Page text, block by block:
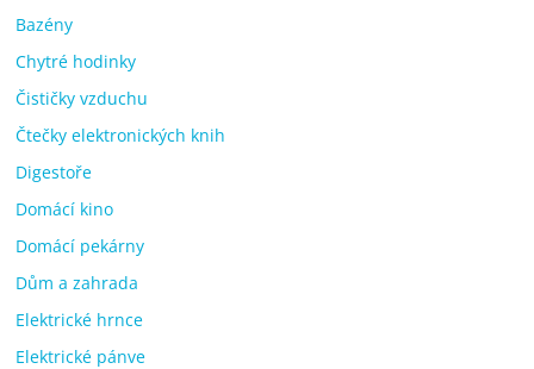
Bazény
Chytré hodinky
Čističky vzduchu
Čtečky elektronických knih
Digestoře
Domácí kino
Domácí pekárny
Dům a zahrada
Elektrické hrnce
Elektrické pánve